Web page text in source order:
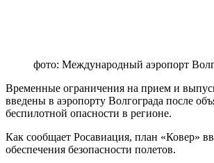
фото: Международный аэропорт
Временные ограничения на прием и
введены в аэропорту Волгограда после
беспилотной опасности в регионе.
Как сообщает Росавиация, план «Ковер»
обеспечения безопасности полетов.